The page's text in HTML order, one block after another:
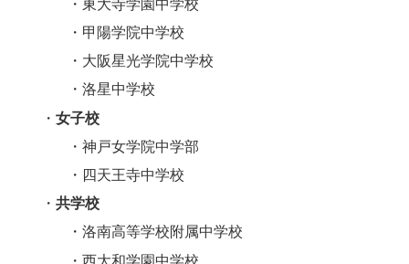
・東大寺学園中学校
・甲陽学院中学校
・大阪星光学院中学校
・洛星中学校
・女子校
・神戸女学院中学部
・四天王寺中学校
・共学校
・洛南高等学校附属中学校
・西大和学園中学校